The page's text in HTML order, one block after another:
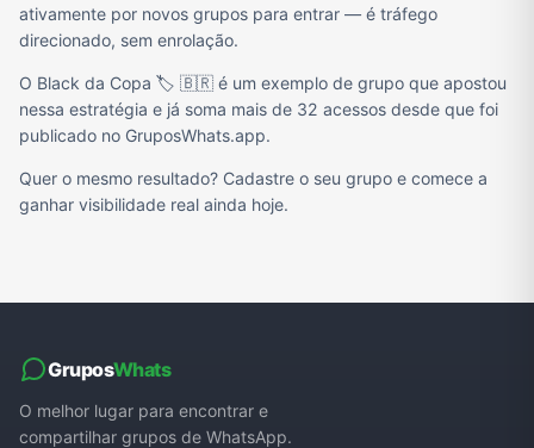
ativamente por novos grupos para entrar — é tráfego
direcionado, sem enrolação.
O Black da Copa 🏷️ 🇧🇷 é um exemplo de grupo que apostou
nessa estratégia e já soma mais de 32 acessos desde que foi
publicado no GruposWhats.app.
Quer o mesmo resultado? Cadastre o seu grupo e comece a
ganhar visibilidade real ainda hoje.
GruposWhats
O melhor lugar para encontrar e
compartilhar grupos de WhatsApp.